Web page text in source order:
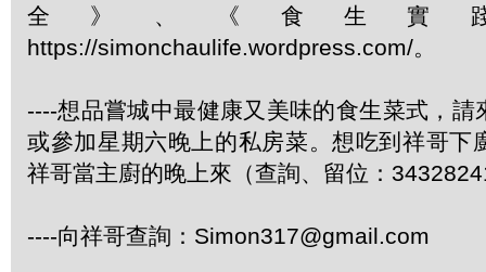
全》、《食生實
https://simonchaulife.wordpress.com/。
----想品嘗城中最健康又美味的食生菜式，請
或參加星期六晚上的私房菜。想吃到祥哥下
祥哥當主廚的晚上來（查詢、留位：
----向祥哥查詢：Simon317@gmail.com